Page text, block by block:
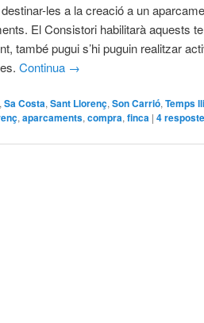
les a la creació a un
El Consistori habilitarà aquests
també pugui s’hi puguin realitzar
Continua →
,Sa Costa,Sant Llorenç,Son Carrió,Temps
,aparcaments,compra,finca |4